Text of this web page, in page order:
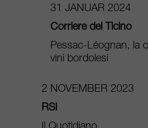
31 JANUAR 2024
Corriere del Ticino
Pessac-Léognan, la
vini bordolesi
2 NOVEMBER 2023
RSI